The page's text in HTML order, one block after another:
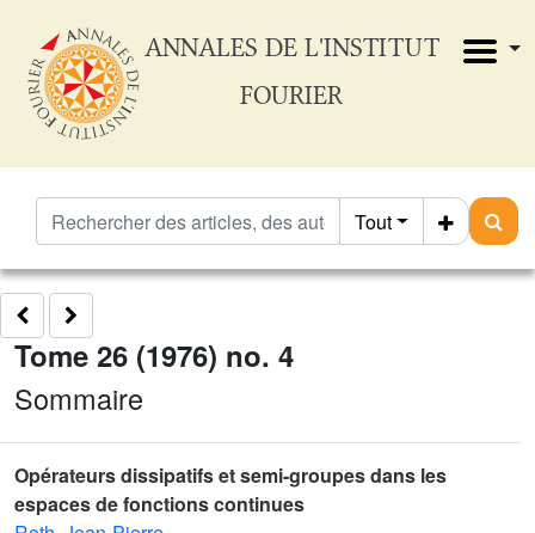
ANNALES DE L'INSTITUT
FOURIER
Tout
Tome 26 (1976) no. 4
Sommaire
Opérateurs dissipatifs et semi-groupes dans les
espaces de fonctions continues